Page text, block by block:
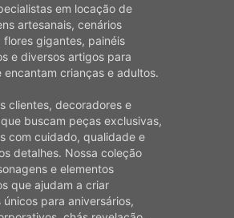
em locação de
artesanais, cenários
flores gigantes, painéis
e diversos artigos para
encantam crianças e adultos.
clientes, decoradores e
buscam peças exclusivas,
com cuidado, qualidade e
detalhes. Nossa coleção
e elementos
que ajudam a criar
únicos para aniversários,